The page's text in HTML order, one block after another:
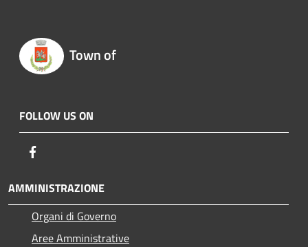
Town of
FOLLOW US ON
AMMINISTRAZIONE
Organi di Governo
Aree Amministrative